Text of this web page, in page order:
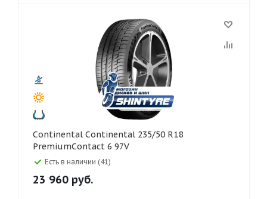
Continental Continental 235/50 R18
PremiumContact 6 97V
Есть в наличии (41)
23 960 руб.